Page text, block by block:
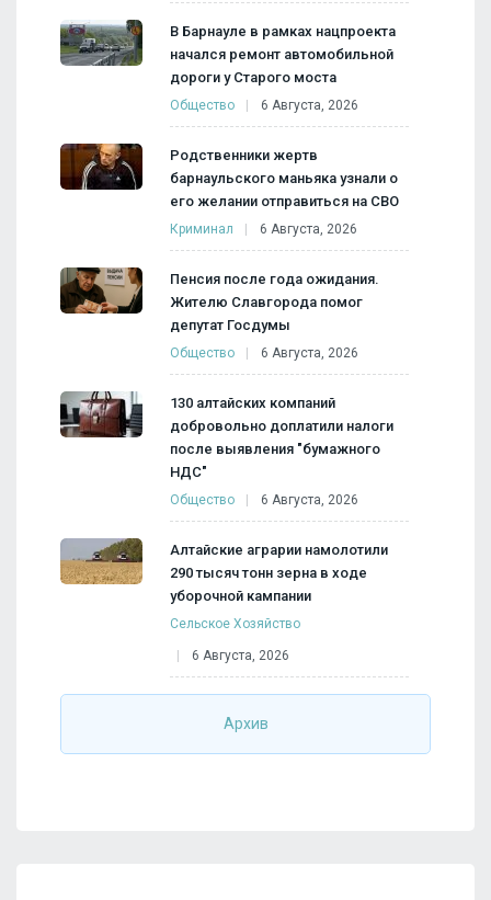
В Барнауле в рамках нацпроекта
начался ремонт автомобильной
дороги у Старого моста
Общество 6 Августа, 2026
Родственники жертв
барнаульского маньяка узнали о
его желании отправиться на СВО
Криминал 6 Августа, 2026
Пенсия после года ожидания.
Жителю Славгорода помог
депутат Госдумы
Общество 6 Августа, 2026
130 алтайских компаний
добровольно доплатили налоги
после выявления "бумажного
НДС"
Общество 6 Августа, 2026
Алтайские аграрии намолотили
290 тысяч тонн зерна в ходе
уборочной кампании
Сельское Хозяйство
6 Августа, 2026
Архив